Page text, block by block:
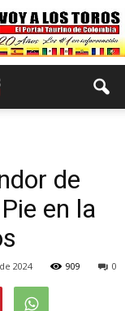
de
en la
2024 0
909